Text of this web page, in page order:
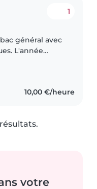
1
général avec
L'année
10,00 €/heure
votre